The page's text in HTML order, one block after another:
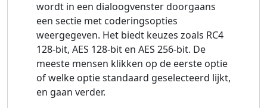
wordt in een dialoogvenster doorgaans
een sectie met coderingsopties
weergegeven. Het biedt keuzes zoals RC4
128-bit, AES 128-bit en AES 256-bit. De
meeste mensen klikken op de eerste optie
of welke optie standaard geselecteerd lijkt,
en gaan verder.